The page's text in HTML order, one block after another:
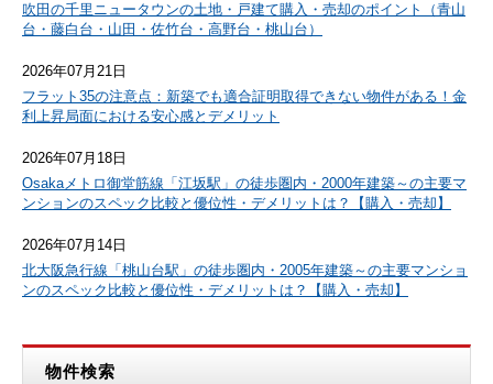
吹田の千里ニュータウンの土地・戸建て購入・売却のポイント（青山
台・藤白台・山田・佐竹台・高野台・桃山台）
2026年07月21日
フラット35の注意点：新築でも適合証明取得できない物件がある！金
利上昇局面における安心感とデメリット
2026年07月18日
Osakaメトロ御堂筋線「江坂駅」の徒歩圏内・2000年建築～の主要マ
ンションのスペック比較と優位性・デメリットは？【購入・売却】
2026年07月14日
北大阪急行線「桃山台駅」の徒歩圏内・2005年建築～の主要マンショ
ンのスペック比較と優位性・デメリットは？【購入・売却】
物件検索